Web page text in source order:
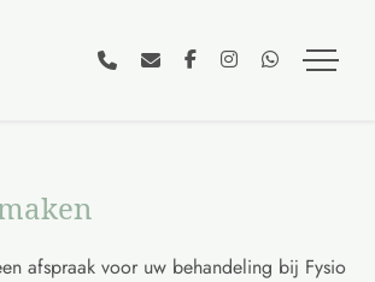
afspraak voor uw behandeling bij Fysio